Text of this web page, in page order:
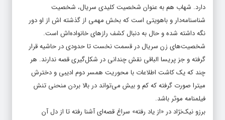
شناسنامه‌دار و باهویتی است که بخش مهمی از گذشته اش از او دور
نگه داشته شده و حال به دنبال کشف رازهای خانواده‌اش است.
شخصیت‌های زن سریال در قسمت نخست تا حدودی در حاشیه قرار
گرفته و جز پریسا الباقی نقش چندانی در شکل‌گیری قصه ندارند. هر
چند که یک کاشت اطلاعات با محوریت همسر دوم ادیبی و دخترش
میترا صورت گرفته که کم و بیش می‌تواند در بالا بردن منحنی تنش
فیلمنامه موثر باشد.
برزو نیک‌نژاد در «از یاد رفته» سراغ قصه‌ای آشنا رفته تا از دل آن
ملودرامی پرکشش و جذاب بیرون بیاورد که قسمت نخست نیز نوید آن